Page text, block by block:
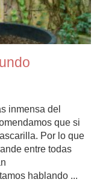
inmensa del
que si
Por lo que
entre todas
hablando ...